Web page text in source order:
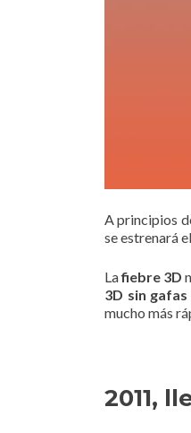
A principios
se estrenará
Lafiebre 3D
3D sin gafas
mucho más
2011,